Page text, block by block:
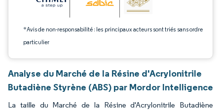
*Avis de non-responsabilité : les principaux acteurs sont triés sans ordre
particulier
Analyse du Marché de la Résine d'Acrylonitrile
Butadiène Styrène (ABS) par Mordor Intelligence
La taille du Marché de la Résine d'Acrylonitrile Butadiène